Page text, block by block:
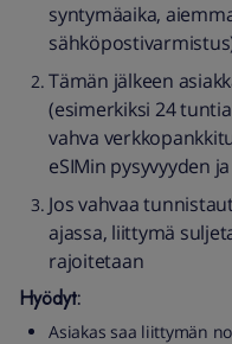
syntymäaika,
Tämän jälkeen
(esimerkiksi 24
vahva
eSIMin pysyvyyden
Jos vahvaa
ajassa, liittymä
rajoitetaan
Hyödyt:
Asiakas saa liittymän